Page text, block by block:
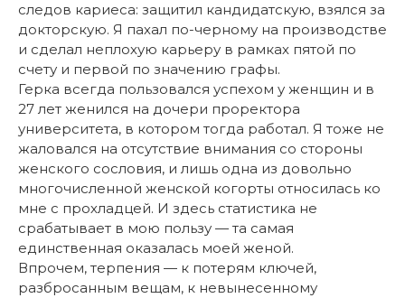
следов кариеса: защитил кандидатскую, взялся за
докторскую. Я пахал по-черному на производстве
и сделал неплохую карьеру в рамках пятой по
счету и первой по значению графы.
Герка всегда пользовался успехом у женщин и в
27 лет женился на дочери проректора
университета, в котором тогда работал. Я тоже не
жаловался на отсутствие внимания со стороны
женского сословия, и лишь одна из довольно
многочисленной женской когорты относилась ко
мне с прохладцей. И здесь статистика не
срабатывает в мою пользу — та самая
единственная оказалась моей женой.
Впрочем, терпения — к потерям ключей,
разбросанным вещам, к невынесенному